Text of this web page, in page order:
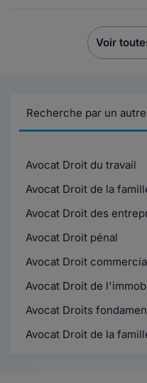
Voir
Recherche par un
Avocat Droit du travail
Avocat Droit de la
Avocat Droit des
Avocat Droit pénal
Avocat Droit
Avocat Droit de
Avocat Droits
Avocat Droit de la